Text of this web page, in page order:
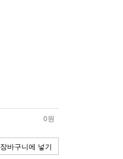
0원
장바구니에 넣기